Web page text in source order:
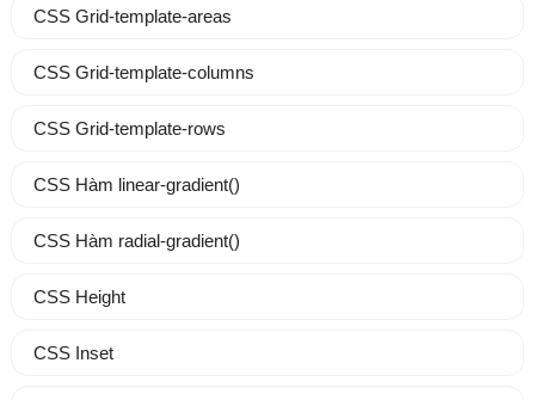
CSS Grid-template-areas
CSS Grid-template-columns
CSS Grid-template-rows
CSS Hàm linear-gradient()
CSS Hàm radial-gradient()
CSS Height
CSS Inset